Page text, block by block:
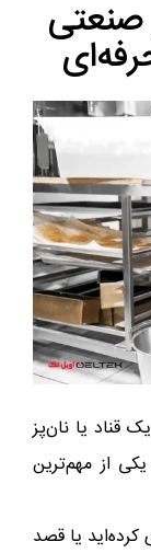
قناد یا نان‌پز
از مهم‌ترین
کرده‌اید یا قصد